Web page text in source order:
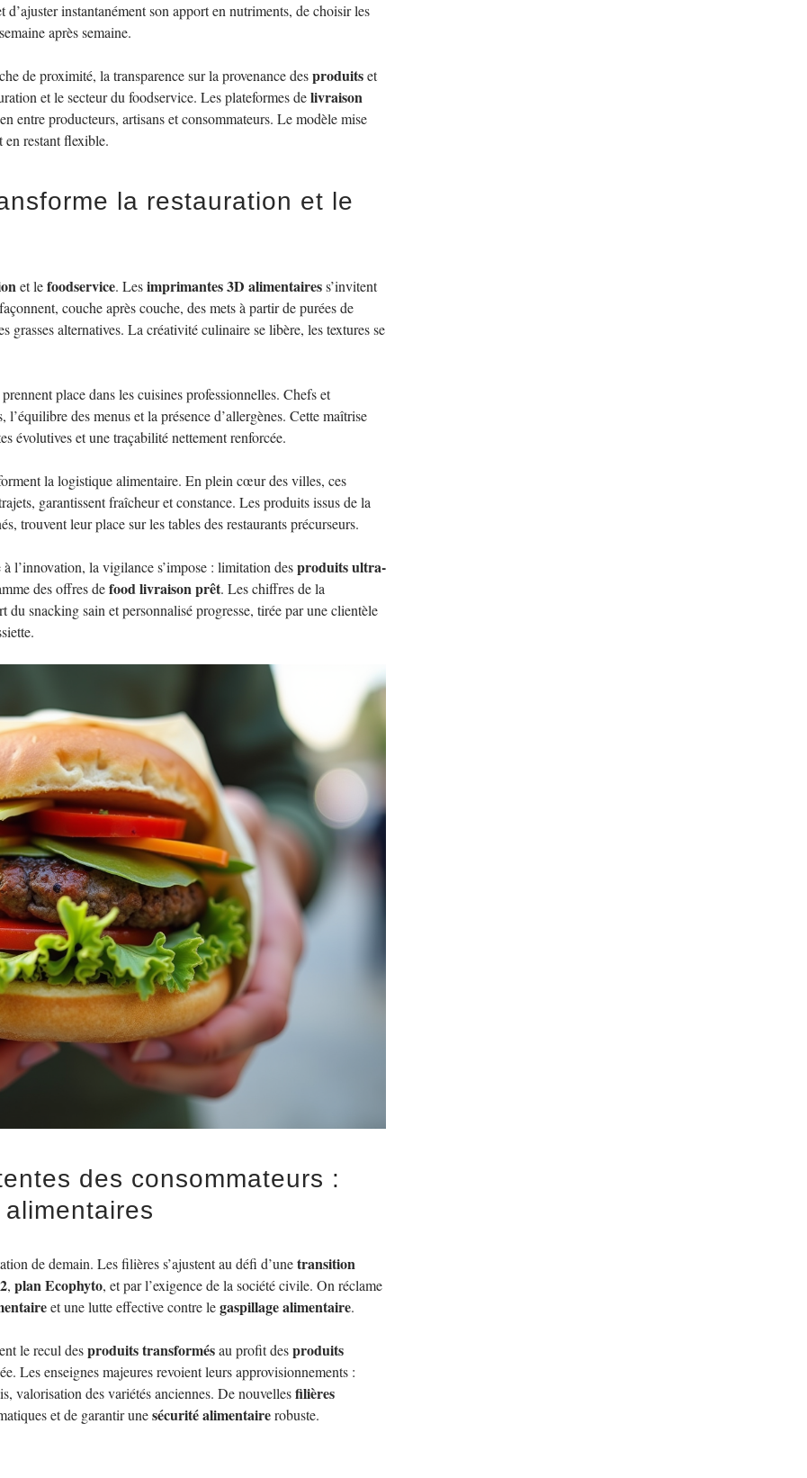
instantanément son apport en nutriments, de choisir les
après semaine.
de proximité, la transparence sur la provenance desproduitset
et le secteur du foodservice. Les plateformes delivraison
entre producteurs, artisans et consommateurs. Le modèle mise
restant flexible.
la restauration et le
et lefoodservice. Lesimprimantes 3D alimentairess’invitent
couche après couche, des mets à partir de purées de
grasses alternatives. La créativité culinaire se libère, les textures se
prennent place dans les cuisines professionnelles. Chefs et
des menus et la présence d’allergènes. Cette maîtrise
évolutives et une traçabilité nettement renforcée.
la logistique alimentaire. En plein cœur des villes, ces
garantissent fraîcheur et constance. Les produits issus de la
trouvent leur place sur les tables des restaurants précurseurs.
à l’innovation, la vigilance s’impose : limitation desproduits ultra-
des offres defood livraison prêt. Les chiffres de la
du snacking sain et personnalisé progresse, tirée par une clientèle
des consommateurs :
de demain. Les filières s’ajustent au défi d’unetransition
, plan Ecophyto, et par l’exigence de la société civile. On réclame
et une lutte effective contre legaspillage alimentaire.
le recul desproduits transformésau profit desproduits
Les enseignes majeures revoient leurs approvisionnements :
valorisation des variétés anciennes. De nouvellesfilières
et de garantir unesécurité alimentairerobuste.